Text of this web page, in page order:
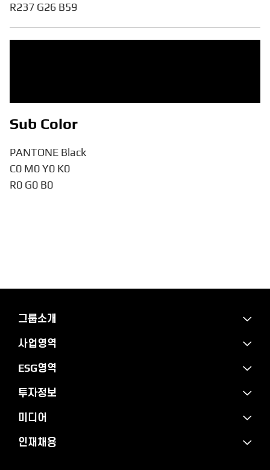
R237 G26 B59
Sub Color
PANTONE Black
C0 M0 Y0 K0
R0 G0 B0
그룹소개
사업영역
ESG영역
투자정보
미디어
인재채용